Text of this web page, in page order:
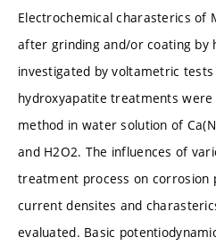
Electrochemical charasterics of
after grinding and/or coating by
investigated by voltametric tests
hydroxyapatite treatments
method in water solution of
and H2O2. The influences of
treatment process on corrosion
current densites and
evaluated. Basic